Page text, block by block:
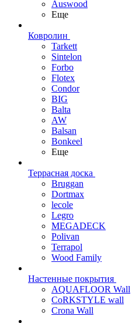
Auswood
Еще
Ковролин
Tarkett
Sintelon
Forbo
Flotex
Condor
BIG
Balta
AW
Balsan
Bonkeel
Еще
Террасная доска
Bruggan
Dortmax
lecole
Legro
MEGADECK
Polivan
Terrapol
Wood Family
Настенные покрытия
AQUAFLOOR Wall
CoRKSTYLE wall
Crona Wall